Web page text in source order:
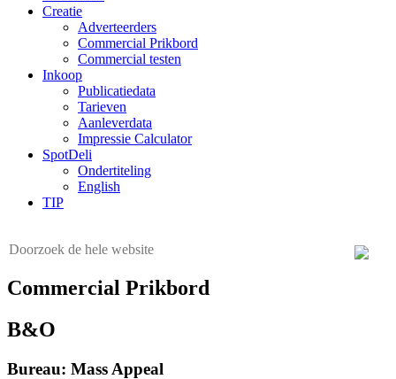
Creatie
Adverteerders
Commercial Prikbord
Commercial testen
Inkoop
Publicatiedata
Tarieven
Aanleverdata
Impressie Calculator
SpotDeli
Ondertiteling
English
TIP
Commercial Prikbord
B&O
Bureau: Mass Appeal